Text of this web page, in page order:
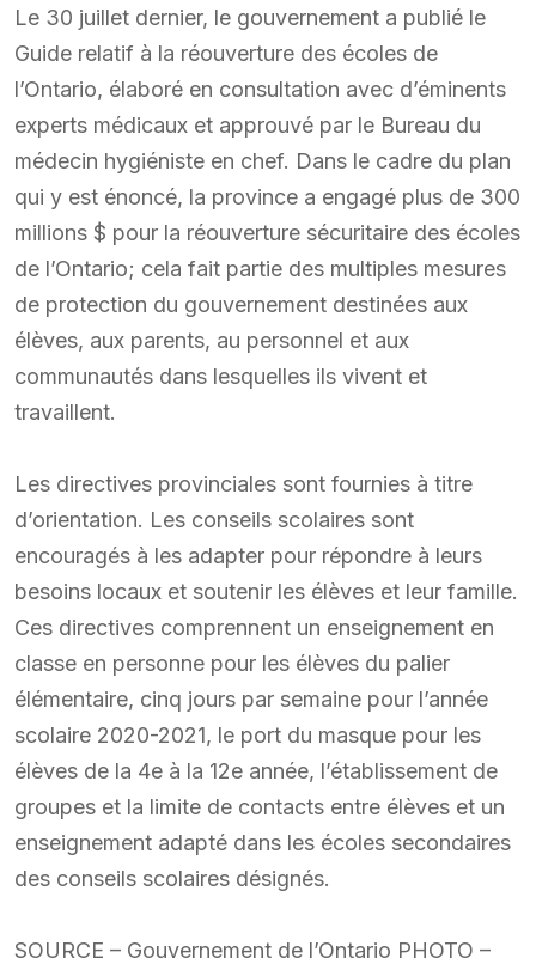
Le 30 juillet dernier, le gouvernement a publié le
Guide relatif à la réouverture des écoles de
l’Ontario, élaboré en consultation avec d’éminents
experts médicaux et approuvé par le Bureau du
médecin hygiéniste en chef. Dans le cadre du plan
qui y est énoncé, la province a engagé plus de 300
millions $ pour la réouverture sécuritaire des écoles
de l’Ontario; cela fait partie des multiples mesures
de protection du gouvernement destinées aux
élèves, aux parents, au personnel et aux
communautés dans lesquelles ils vivent et
travaillent.
Les directives provinciales sont fournies à titre
d’orientation. Les conseils scolaires sont
encouragés à les adapter pour répondre à leurs
besoins locaux et soutenir les élèves et leur famille.
Ces directives comprennent un enseignement en
classe en personne pour les élèves du palier
élémentaire, cinq jours par semaine pour l’année
scolaire 2020-2021, le port du masque pour les
élèves de la 4e à la 12e année, l’établissement de
groupes et la limite de contacts entre élèves et un
enseignement adapté dans les écoles secondaires
des conseils scolaires désignés.
SOURCE – Gouvernement de l’Ontario PHOTO –